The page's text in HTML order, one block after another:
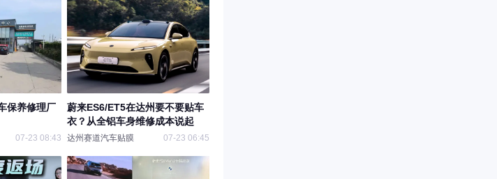
保养修理厂
07-23 08:43
蔚来ES6/ET5在达州要不要贴车
衣？从全铝车身维修成本说起
达州赛道汽车贴膜 07-23 06:45